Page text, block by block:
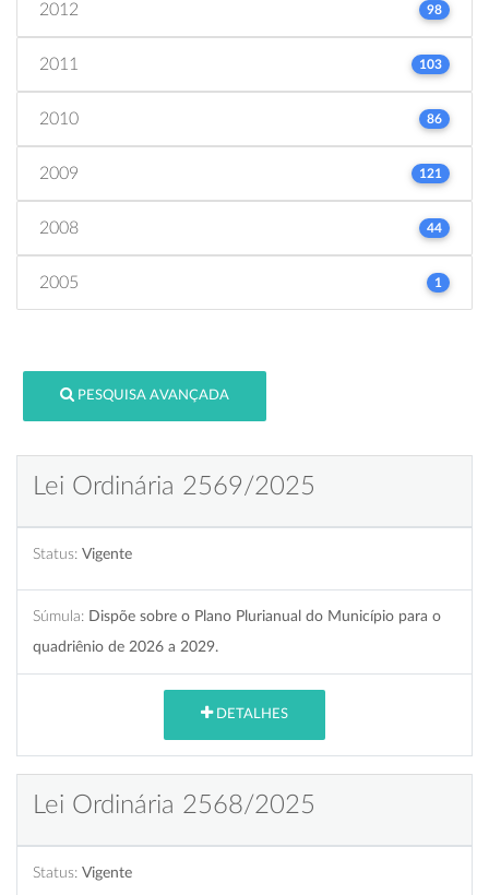
2012 98
2011 103
2010 86
2009 121
2008 44
2005 1
PESQUISA AVANÇADA
Lei Ordinária 2569/2025
Status: Vigente
Súmula: Dispõe sobre o Plano Plurianual do Município para o
quadriênio de 2026 a 2029.
DETALHES
Lei Ordinária 2568/2025
Status: Vigente